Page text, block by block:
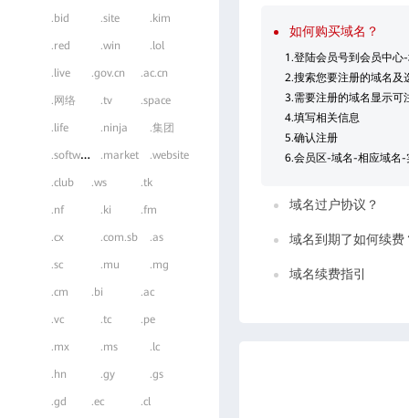
.bid .site .kim
.red .win .lol
.live .gov.cn .ac.cn
.网络 .tv .space
.life .ninja .集团
.
software .market .website
.club .ws .tk
.nf .ki .fm
.cx .com.sb .as
.sc .mu .mg
.cm .bi .ac
.vc .tc .pe
.mx .ms .lc
.hn .gy .gs
.gd .ec .cl
如何购买域名？
1.登陆会员号到会员中
2.搜索您要注册的域名及
3.需要注册的域名显示可
4.填写相关信息
5.确认注册
6.会员区-域名-相应域名-
域名过户协议？
域名到期了如何续费
域名续费指引